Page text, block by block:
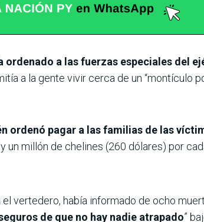
a las fuerzas especiales del
a la gente vivir cerca de un “montículo
ordenó pagar a las familias de las
millón de chelines (260 dólares) por
vertedero, había informado de ocho
de que no hay nadie atrapado”